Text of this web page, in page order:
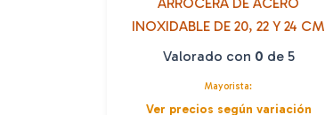
INOXIDABLE DE 20, 22 Y 24 CM
Valorado con 0 de 5
Mayorista:
Ver precios según variación